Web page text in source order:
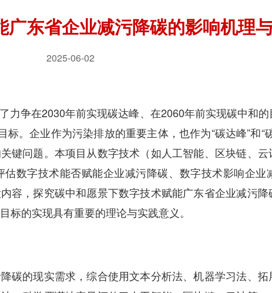
东省企业减污降碳的影响机理
2025-06-02
争在2030年前实现碳达峰、在2060年前实现碳中和的
。企业作为污染排放的重要主体，也作为“碳达峰”和“
键问题。本项目从数字技术（如人工智能、区块链、
数字技术能否赋能企业减污降碳、数字技术影响企业
容，探究碳中和愿景下数字技术赋能广东省企业减污
标的实现具有重要的理论与实践意义。
的现实需求，综合使用文本分析法、机器学习法、拓